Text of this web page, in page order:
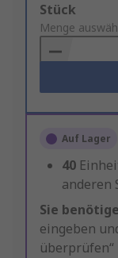
Add
to
Basket
Stück
Menge
Auf Lager
40
anderen
Sie
eingeben
überprüfen“